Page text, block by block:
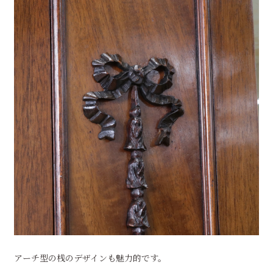
アーチ型の桟のデザインも魅力的です。